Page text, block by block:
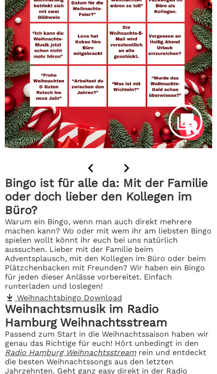
Bingo ist für alle da: Mit der Familie
oder doch lieber den Kollegen im
Büro?
Warum ein Bingo, wenn man auch direkt mehrere
machen kann? Wo oder mit wem ihr am liebsten Bingo
spielen wollt könnt ihr euch bei uns natürlich
aussuchen. Lieber mit der Familie beim
Adventsplausch, mit den Kollegen im Büro oder beim
Plätzchenbacken mit Freunden? Wir haben ein Bingo
für jeden dieser Anlässe vorbereitet. Einfach
runterladen und loslegen!
Weihnachtsbingo Download
Weihnachtsmusik im Radio
Hamburg Weihnachtsstream
Passend zum Start in die Weihnachtssaison haben wir
genau das Richtige für euch! Hört unbedingt in den
Radio Hamburg Weihnachtsstreamrein und entdeckt
die besten Weihnachtssongs aus den letzten
Jahrzehnten. Geht ganz easy direkt in der Radio